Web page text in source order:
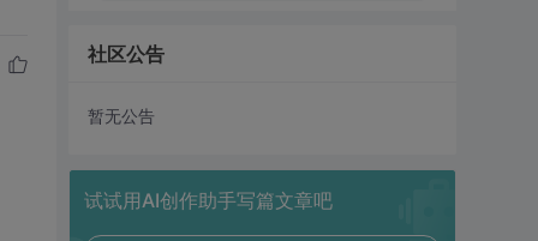
社区公告
暂无公告
试试用AI创作助手写篇文章吧